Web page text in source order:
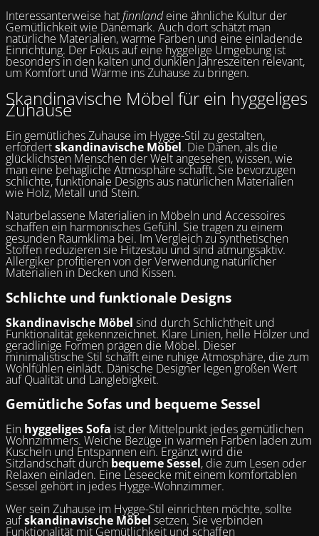
Interessanterweise hatfinnlandeine ähnliche Kultur der
Gemütlichkeit wie Dänemark. Auch dort schätzt man
natürliche Materialien, warme Farben und eine einladende
Einrichtung. Der Fokus auf eine hyggelige Umgebung ist
besonders in den kalten und dunklen Jahreszeiten relevant,
um Komfort und Wärme ins Zuhause zu bringen.
Skandinavische Möbel für ein hyggeliges
Zuhause
Ein gemütliches Zuhause im Hygge-Stil zu gestalten,
erfordertskandinavische Möbel. Die Dänen, als die
glücklichsten Menschen der Welt angesehen, wissen, wie
man eine behagliche Atmosphäre schafft. Sie bevorzugen
schlichte, funktionale Designs aus natürlichen Materialien
wie Holz, Metall und Stein.
Naturbelassene Materialien in Möbeln und Accessoires
schaffen ein harmonisches Gefühl. Sie tragen zu einem
gesunden Raumklima bei. Im Vergleich zu synthetischen
Stoffen reduzieren sie Hitzestau und sind atmungsaktiv.
Allergiker profitieren von der Verwendung natürlicher
Materialien in Decken und Kissen.
Schlichte und funktionale Designs
Skandinavische Möbel sind durch Schlichtheit und
Funktionalität gekennzeichnet. Klare Linien, helle Hölzer und
geradlinige Formen prägen die Möbel. Dieser
minimalistische Stil schafft eine ruhige Atmosphäre, die zum
Wohlfühlen einlädt. Dänische Designer legen großen Wert
auf Qualität und Langlebigkeit.
Gemütliche Sofas und bequeme Sessel
Ein hyggeliges Sofa ist der Mittelpunkt jedes gemütlichen
Wohnzimmers. Weiche Bezüge in warmen Farben laden zum
Kuscheln und Entspannen ein. Ergänzt wird die
Sitzlandschaft durch bequeme Sessel, die zum Lesen oder
Relaxen einladen. Eine Leseecke mit einem komfortablen
Sessel gehört in jedes Hygge-Wohnzimmer.
Wer sein Zuhause im Hygge-Stil einrichten möchte, sollte
aufskandinavische Möbel setzen. Sie verbinden
Funktionalität mit Gemütlichkeit und schaffen